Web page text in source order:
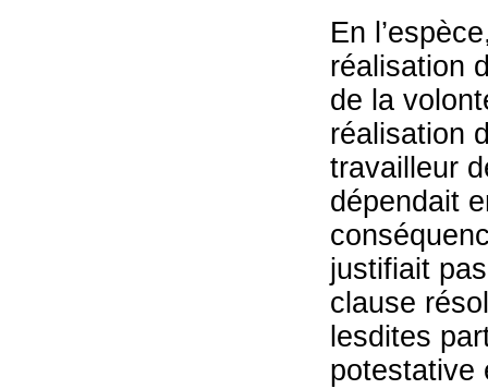
En
réalisation
de la
réalisation
travailleur
dépendait
justifiait
clause
lesdites
potestative